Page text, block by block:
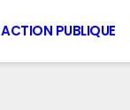
ACTION PUBLIQUE